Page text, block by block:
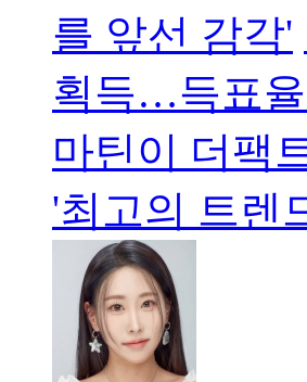
를 앞선 감각'
획득…득표율
마틴이 더팩
'최고의 트렌